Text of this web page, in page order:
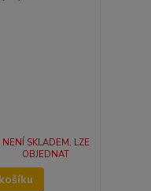
NENÍ SKLADEM, LZE
OBJEDNAT